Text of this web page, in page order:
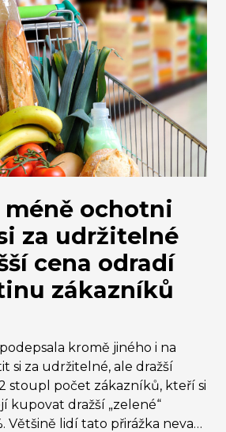
míst vznikat, na což se Česko
méně ochotni
za udržitelné
cena odradí
zákazníků
kromě jiného i na
si za udržitelné, ale dražší
stoupl počet zákazníků, kteří si
kupovat dražší „zelené“
Většině lidí tato přirážka nevadí